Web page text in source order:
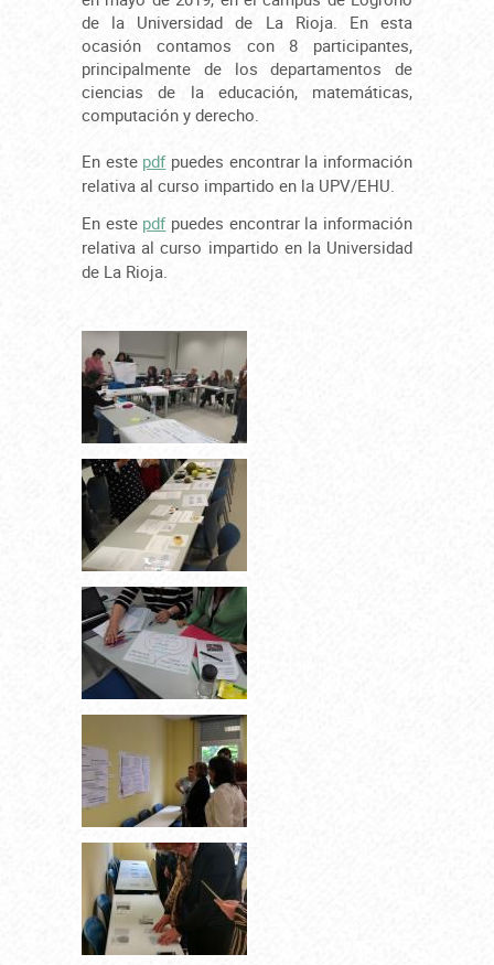
de la Universidad de La Rioja. En esta
ocasión contamos con 8 participantes,
principalmente de los departamentos de
ciencias de la educación, matemáticas,
computación y derecho.
En este pdfpuedes encontrar la información
relativa al curso impartido en la UPV/EHU.
En este pdfpuedes encontrar la información
relativa al curso impartido en la Universidad
de La Rioja.